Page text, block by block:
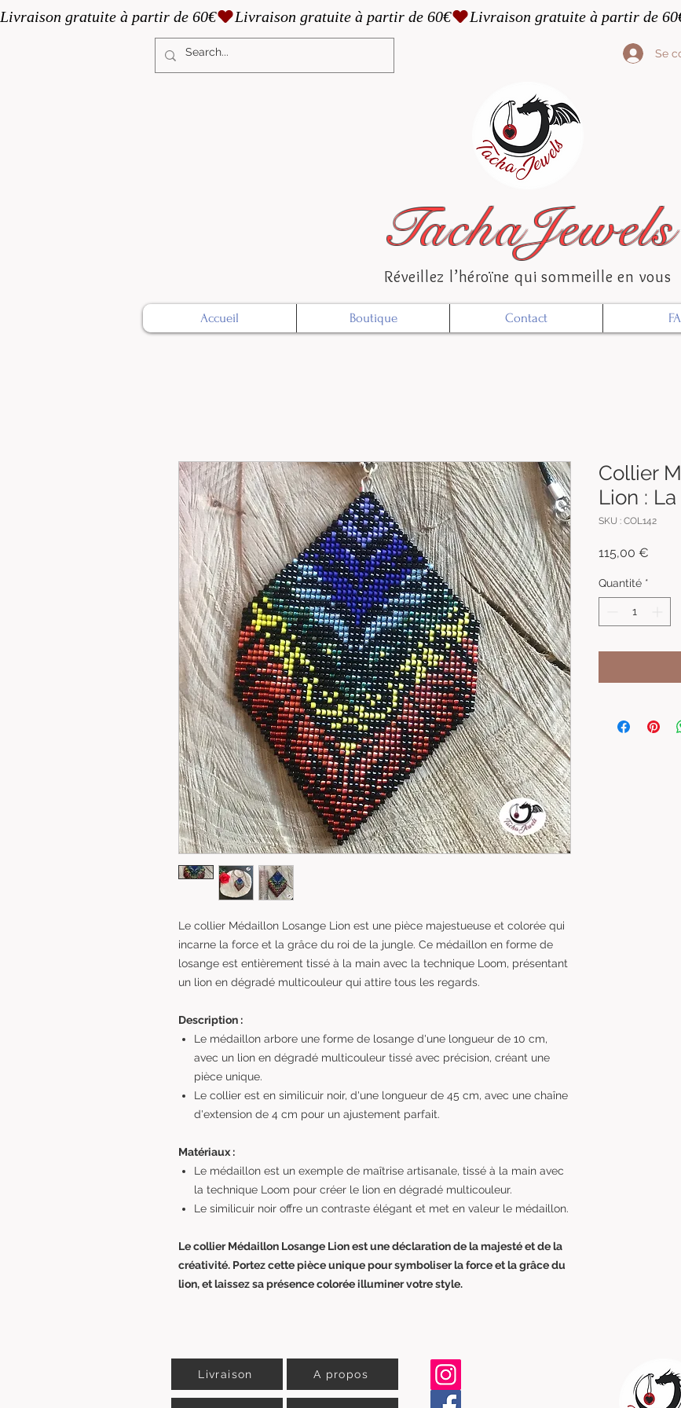
Livraison gratuite à partir de 60€
Se
TachaJewels
Réveillez l’héroïne qui sommeille en vous
Accueil Boutique Contact
Le collier Médaillon Losange Lion est une pièce majestueuse et colorée qui
incarne la force et la grâce du roi de la jungle. Ce médaillon en forme de
losange est entièrement tissé à la main avec la technique Loom, présentant
un lion en dégradé multicouleur qui attire tous les regards.
Description :
Le médaillon arbore une forme de losange d'une longueur de 10 cm,
avec un lion en dégradé multicouleur tissé avec précision, créant une
pièce unique.
Le collier est en similicuir noir, d'une longueur de 45 cm, avec une chaîne
d'extension de 4 cm pour un ajustement parfait.
Matériaux :
Le médaillon est un exemple de maîtrise artisanale, tissé à la main avec
la technique Loom pour créer le lion en dégradé multicouleur.
Le similicuir noir offre un contraste élégant et met en valeur le médaillon.
Le collier Médaillon Losange Lion est une déclaration de la majesté et de la
créativité. Portez cette pièce unique pour symboliser la force et la grâce du
lion, et laissez sa présence colorée illuminer votre style.
Collier
Lion :
SKU : COL142
115,00 €
Quantité *
Livraison A propos